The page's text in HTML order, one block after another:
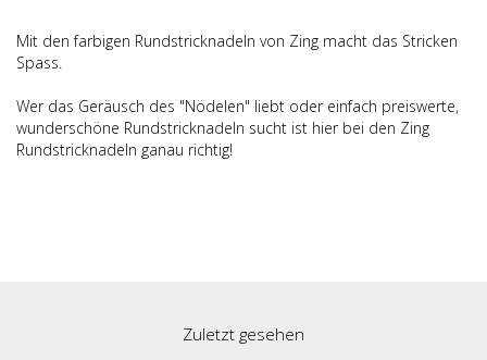
Mit den farbigen Rundstricknadeln von Zing macht das Stricken
Spass.
Wer das Geräusch des "Nödelen" liebt oder einfach preiswerte,
wunderschöne Rundstricknadeln sucht ist hier bei den Zing
Rundstricknadeln ganau richtig!
Zuletzt gesehen